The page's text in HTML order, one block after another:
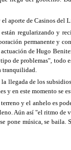
el aporte de Casinos del
regularizando y
permanente y
de Hugo
de problemas", todo
tranquilidad.
llegada de los
y en este momento se
y el anhelo es
Aún así "el ritmo de
pone música, se